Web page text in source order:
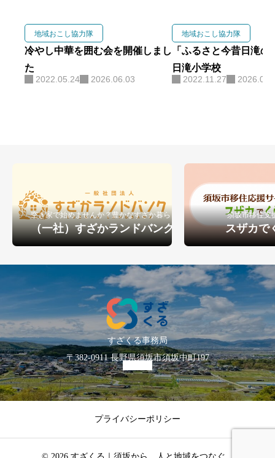
実務経験の積み重ねを行っていま
す。 行政経験、法的な専門知識、
そして珈琲という事業面を活か
し、須坂市の蔵の町並みを未来へ
地域おこし協力隊
冷やし中華を囲む会を開催しまし
た
2022.05.24 2026.06.03
地域おこし協力隊
「ふるさと今昔日滝の
日滝小学校
2022.11.27
空き家で始めませんか？豊かなすざか暮らし
（一社）すざかランドバンク
須坂市移住支
スザカで
すざくる事務局
〒382-0911 長野県須坂市須坂中町197
プライバシーポリシー